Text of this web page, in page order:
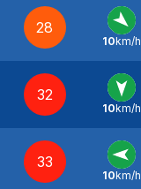
28
NO -
10km/h
32
N -
10km/h
33
E -
10km/h